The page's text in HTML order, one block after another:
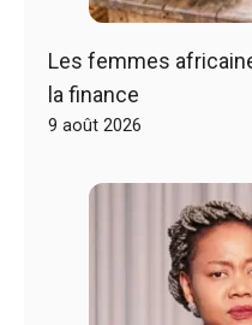
Les femmes
la finance
9 août 2026